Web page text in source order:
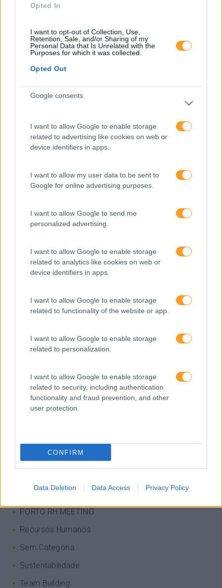
Opted In
I want to opt-out of Collection, Use,
Retention, Sale, and/or Sharing of my
Personal Data that Is Unrelated with the
Purposes for which it was collected.
Opted Out
Google consents
I want to allow Google to enable storage
related to advertising like cookies on web or
device identifiers in apps.
I want to allow my user data to be sent to
Google for online advertising purposes.
I want to allow Google to send me
personalized advertising.
I want to allow Google to enable storage
related to analytics like cookies on web or
device identifiers in apps.
I want to allow Google to enable storage
related to functionality of the website or app.
I want to allow Google to enable storage
related to personalization.
I want to allow Google to enable storage
related to security, including authentication
functionality and fraud prevention, and other
user protection.
CONFIRM
Data Deletion Data Access Privacy Policy
Sobre A Academia De
Pesquisa
Categorias Blog
Artigo De Opinião
Comunicação
Desenvolvimento
Desenvolvimento De Competências
Expo RH
Inglês
Interculturalidade
Mudança
PORTO RH MEETING
Recursos Humanos
Sem Categoria
Sustentabilidade
Team Building